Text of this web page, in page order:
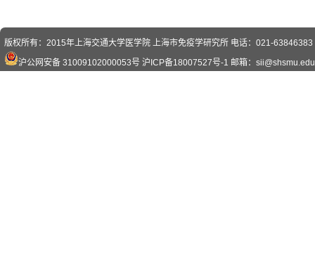
版权所有：2015年上海交通大学医学院 上海市免疫学研究所 电话：021-
沪公网安备 31009102000053号 沪ICP备18007527号-1 邮箱：